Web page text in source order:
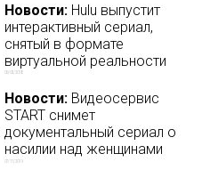
Новости: Hulu выпустит
интерактивный сериал,
снятый в формате
виртуальной реальности
06/05/2018
Новости: Видеосервис
START снимет
документальный сериал о
насилии над женщинами
07/11/2019